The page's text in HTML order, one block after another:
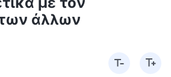
άλλων